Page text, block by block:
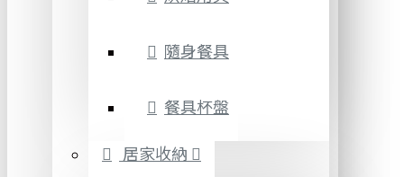
隨身餐具
餐具杯盤
居家收納